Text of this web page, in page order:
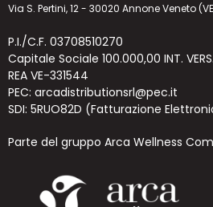
Via S. Pertini, 12 - 30020 Annone Veneto
P.I./C.F. 03708510270
Capitale Sociale 100.000,00 INT. VERS.
REA VE-331544
PEC: arcadistributionsrl@pec.it
SDI: 5RUO82D (Fatturazione
Parte del gruppo Arca Wellness